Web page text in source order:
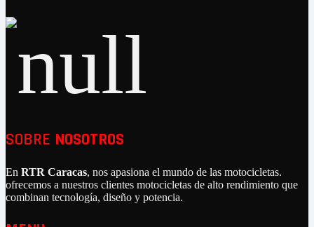
SOBRE NOSOTROS
En RTR Caracas, nos apasiona el mundo de las motocicletas.
ofrecemos a nuestros clientes motocicletas de alto rendimiento que
combinan tecnología, diseño y potencia.